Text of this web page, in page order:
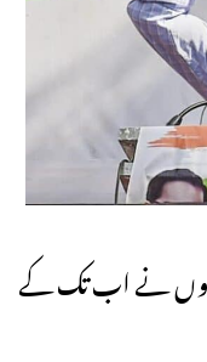
نے اب تک کے